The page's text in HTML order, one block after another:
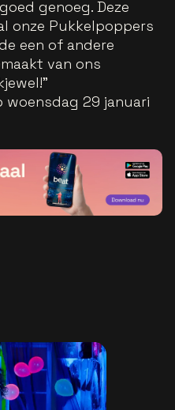
genoeg. Deze
onze Pukkelpoppers
een of andere
van ons
woensdag 29 januari